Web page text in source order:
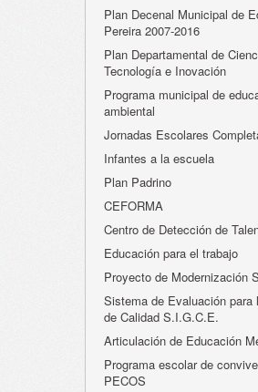
Plan Decenal Municipal de
Pereira 2007-2016
Plan Departamental de
Tecnología e Inovación
Programa municipal de
ambiental
Jornadas Escolares
Infantes a la escuela
Plan Padrino
CEFORMA
Centro de Detección de
Educación para el trabajo
Proyecto de Modernización
Sistema de Evaluación para
de Calidad S.I.G.C.E.
Articulación de Educación
Programa escolar de
PECOS